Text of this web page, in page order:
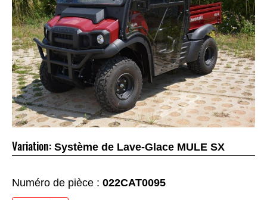
Variation: Système de Lave-Glace MULE SX
Numéro de pièce : 022CAT0095